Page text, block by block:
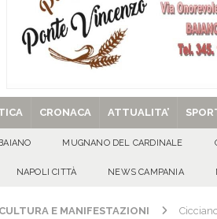
[ 08/08/2026 ] Forino (AV): Sale l’attesa per il
patronali CULTURA E MANIFESTAZIONI
[ 29/08/2025 ] SANT’Oggi. Venerdì 29 agosto
CRONACA ATTUALITA’
BAIANO MUGNANO DEL CARDINALE
NAPOLI CITTÀ NEWS CAMPANIA
CULTURA E MANIFESTAZIONI